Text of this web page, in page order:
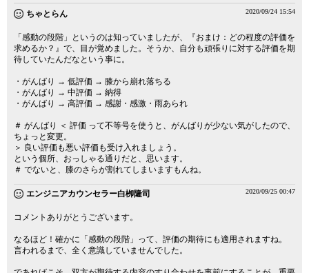
ちゃとらん 2020/09/24 15:54
「感動の段階」というのは知っていましたが、『おまけ：どの程度の評価を
求めるか？』で、目が覚めました。そうか、自分も頑張りに対する評価を期
待していたんだなという事に。
・がんばり → 低評価 → 膝から崩れ落ちる
・がんばり → 中評価 → 納得
・がんばり → 高評価 → 感謝・感激・雨あられ
＃ がんばり ＜ 評価 って不等号を使うと、がんばりが少ない気がしたので、
ちょっと変更。
＞ 良い評価も悪い評価も受け入れましょう。
という個所、おっしゃる通りだと、思います。
＃ でないと、膝のさらが割れてしまいますもんね。
エンジニアカウンセラー白栁隆司 2020/09/25 00:47
コメントありがとうございます。
なるほど！確かに「感動の段階」って、評価の期待にも適用されますね。
言われるまで、全く意識していませんでした。